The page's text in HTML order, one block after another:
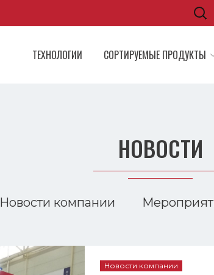
ТЕХНОЛОГИИ СОРТИРУЕМЫЕ ПРОДУКТЫ
НОВОСТИ
Новости компании
Новости компании